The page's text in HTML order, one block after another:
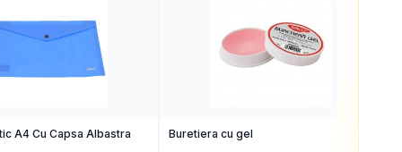
A4 Cu Capsa Albastra Buretiera cu gel